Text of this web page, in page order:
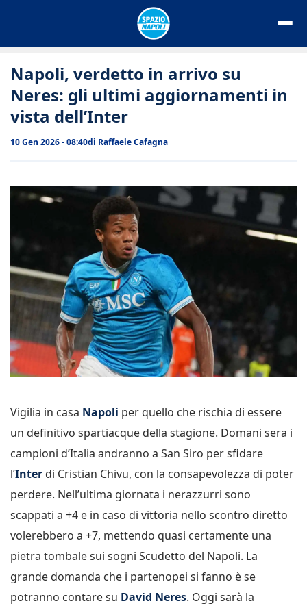
Napoli, verdetto in arrivo su
Neres: gli ultimi aggiornamenti in
vista dell’Inter
10 Gen 2026 - 08:40di Raffaele Cafagna
Vigilia in casa Napoli per quello che rischia di essere
un definitivo spartiacque della stagione. Domani sera i
campioni d’Italia andranno a San Siro per sfidare
l’Inter di Cristian Chivu, con la consapevolezza di poter
perdere. Nell’ultima giornata i nerazzurri sono
scappati a +4 e in caso di vittoria nello scontro diretto
volerebbero a +7, mettendo quasi certamente una
pietra tombale sui sogni Scudetto del Napoli. La
grande domanda che i partenopei si fanno è se
potranno contare su David Neres. Oggi sarà la